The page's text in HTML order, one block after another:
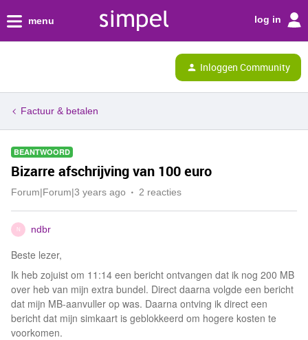
menu log in
Inloggen Community
Factuur & betalen
BEANTWOORD
Bizarre afschrijving van 100 euro
Forum|Forum|3 years ago 2 reacties
N ndbr
Beste lezer,
Ik heb zojuist om 11:14 een bericht ontvangen dat ik nog 200 MB
over heb van mijn extra bundel. Direct daarna volgde een bericht
dat mijn MB-aanvuller op was. Daarna ontving ik direct een
bericht dat mijn simkaart is geblokkeerd om hogere kosten te
voorkomen.